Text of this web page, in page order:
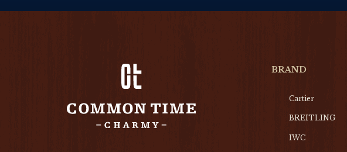
BRAND
Cartier
BREITLING
IWC